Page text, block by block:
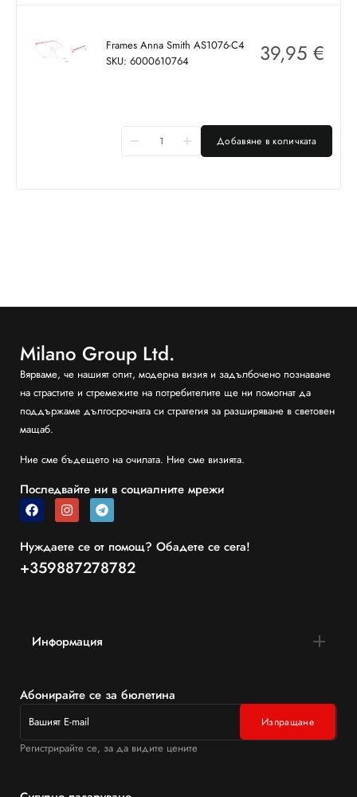
Frames Anna Smith AS1076-C4
SKU: 6000610764
39,95 €
Добавяне в количката
Milano Group Ltd.
Вярваме, че нашият опит, модерна визия и задълбочено познаване
на страстите и стремежите на потребителите ще ни помогнат да
поддържаме дългосрочната си стратегия за разширяване в световен
мащаб.
Ние сме бъдещето на очилата. Ние сме визията.
Последвайте ни в социалните мрежи
Нуждаете се от помощ? Обадете се сега!
+359887278782
Информация
Абонирайте се за бюлетина
Регистрирайте се, за да видите цените